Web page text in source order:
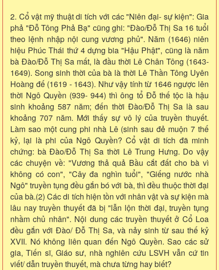
2. Cổ vật mỹ thuật di tích với các "Niên đại- sự kiện": Gia
phả "Đỗ Tông Phả Bạ" cũng ghi: "Đào/Đỗ Thị Sa 16 tuổi
theo lệnh nhập nội cung vương phủ". Năm (1646) niên
hiệu Phúc Thái thứ 4 dựng bia "Hậu Phật", cũng là năm
bà Đào/Đỗ Thị Sa mất, là đầu thời Lê Chân Tông (1643-
1649). Song sinh thời của bà là thời Lê Thần Tông Uyên
Hoàng đế (1619 - 1643). Như vậy tính từ 1646 ngược lên
thời Ngô Quyền (939- 944) thì ông tổ Đỗ thế tộc là hậu
sinh khoảng 587 năm; đến thời Đào/Đỗ Thị Sa là sau
khoảng 707 năm. Mới thấy sự vô lý của truyền thuyết.
Làm sao một cung phi nhà Lê (sinh sau đẻ muộn 7 thế
kỷ, lại là phi của Ngô Quyền? Cổ vật di tích đã minh
chứng: bà Đào/Đỗ Thị Sa thời Lê Trung Hưng. Do vậy
các chuyện về: "Vương thả quả Bầu cắt đất cho bà vì
không có con", "Cây đa nghìn tuổi", "Giếng nước nhà
Ngô" truyền tụng đều gắn bó với bà, thì đều thuộc thời đại
của bà.(2) Các di tích hiện tồn với nhân vật và sự kiện mà
lâu nay truyền thuyết đã bị "lẫn lộn thời đại, truyền tụng
nhầm chủ nhân". Nội dung các truyền thuyết ở Cổ Loa
đều gắn với Đào/ Đỗ Thị Sa, và nảy sinh từ sau thế kỷ
XVII. Nó không liên quan đến Ngô Quyền. Sao các sử
gia, Tiến sĩ, Giáo sư, nhà nghiên cứu LSVH vẫn cứ tin
viết/ dẫn truyền thuyết, mà chưa từng hay biết?